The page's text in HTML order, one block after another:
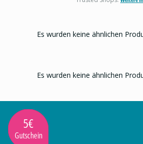
Es wurden keine ähnlichen
Es wurden keine ähnlichen
5€
Gutschein